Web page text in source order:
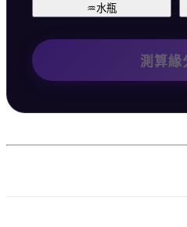
♒水瓶
測算緣